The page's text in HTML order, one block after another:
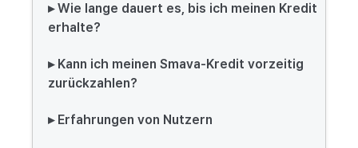
▸ Wie lange dauert es, bis ich meinen Kredit
erhalte?
▸ Kann ich meinen Smava-Kredit vorzeitig
zurückzahlen?
▸ Erfahrungen von Nutzern